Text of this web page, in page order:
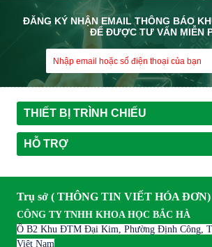
ĐĂNG KÝ NHẬN EMAIL THÔNG BÁO
ĐỂ ĐƯỢC TƯ VẤN MIỄN
THIẾT BỊ TRÌNH CHIẾU
HỖ TRỢ
Trụ sở ( THÔNG TIN VIẾT HÓA ĐƠN)
CÔNG TY TNHH KHOA HỌC BẮC HÀ
Ô B2 Khu ĐTM Đại Kim, Phường Định Công,
Việt Nam